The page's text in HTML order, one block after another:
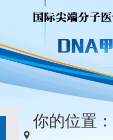
你的位置：